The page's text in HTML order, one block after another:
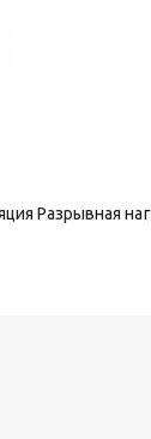
Разрывная